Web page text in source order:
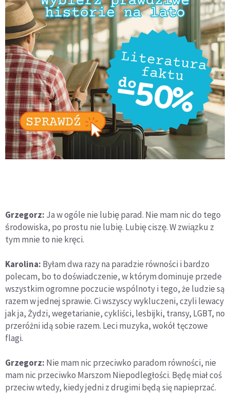
Grzegorz: Ja w ogóle nie lubię parad. Nie mam nic do tego
środowiska, po prostu nie lubię. Lubię ciszę. W związku z
tym mnie to nie kręci.
Karolina: Byłam dwa razy na paradzie równości i bardzo
polecam, bo to doświadczenie, w którym dominuje przede
wszystkim ogromne poczucie wspólnoty i tego, że ludzie są
razem w jednej sprawie. Ci wszyscy wykluczeni, czyli lewacy
jak ja, Żydzi, wegetarianie, cykliści, lesbijki, transy, LGBT, no
przeróżni idą sobie razem. Leci muzyka, wokół tęczowe
flagi.
Grzegorz: Nie mam nic przeciwko paradom równości, nie
mam nic przeciwko Marszom Niepodległości. Będę miał coś
przeciw wtedy, kiedy jedni z drugimi będą się napieprzać.